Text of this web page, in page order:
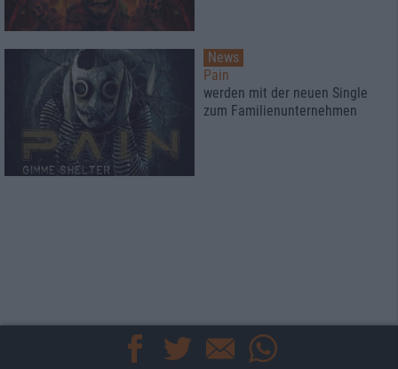
News
Pain
werden mit der neuen Single
zum Familienunternehmen